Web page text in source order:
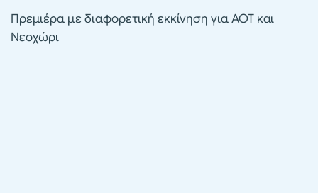
Πρεμιέρα με διαφορετική εκκίνηση για ΑΟΤ και
Νεοχώρι